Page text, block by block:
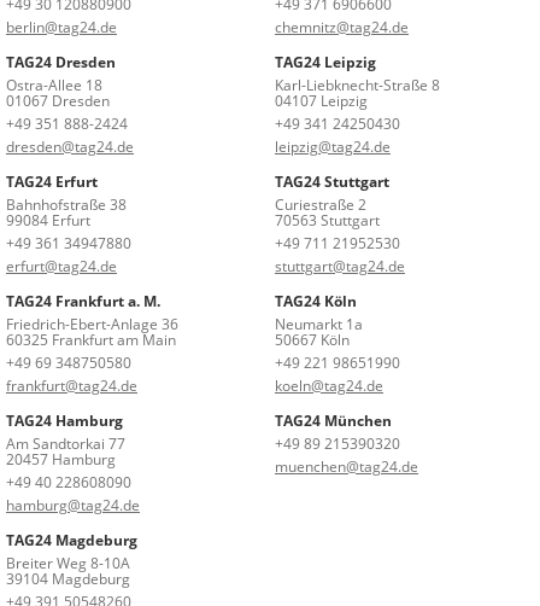
+49 30 120880900
berlin@tag24.de
+49 371 6906600
chemnitz@tag24.de
TAG24 Dresden
Ostra-Allee 18
01067 Dresden
+49 351 888-2424
dresden@tag24.de
TAG24 Leipzig
Karl-Liebknecht-Straße 8
04107 Leipzig
+49 341 24250430
leipzig@tag24.de
TAG24 Erfurt
Bahnhofstraße 38
99084 Erfurt
+49 361 34947880
erfurt@tag24.de
TAG24 Stuttgart
Curiestraße 2
70563 Stuttgart
+49 711 21952530
stuttgart@tag24.de
TAG24 Frankfurt a. M.
Friedrich-Ebert-Anlage 36
60325 Frankfurt am Main
+49 69 348750580
frankfurt@tag24.de
TAG24 Köln
Neumarkt 1a
50667 Köln
+49 221 98651990
koeln@tag24.de
TAG24 Hamburg
Am Sandtorkai 77
20457 Hamburg
+49 40 228608090
hamburg@tag24.de
TAG24 München
+49 89 215390320
muenchen@tag24.de
TAG24 Magdeburg
Breiter Weg 8-10A
39104 Magdeburg
+49 391 50548260